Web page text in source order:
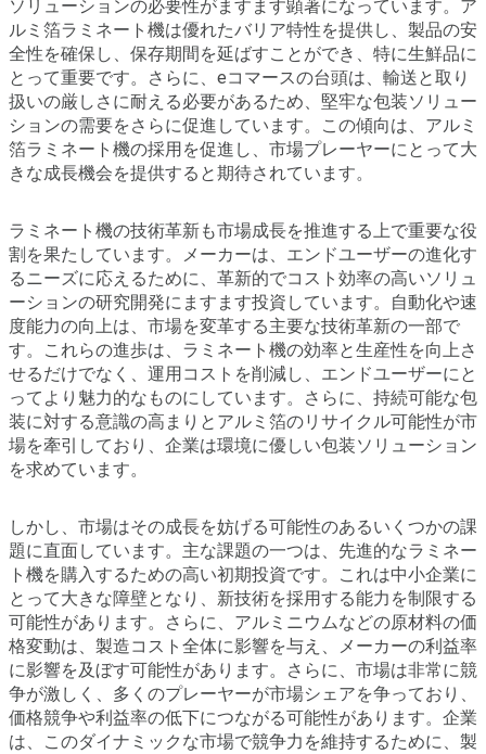
ソリューションの必要性がますます顕著になっています。ア
ルミ箔ラミネート機は優れたバリア特性を提供し、製品の安
全性を確保し、保存期間を延ばすことができ、特に生鮮品に
とって重要です。さらに、eコマースの台頭は、輸送と取り
扱いの厳しさに耐える必要があるため、堅牢な包装ソリュー
ションの需要をさらに促進しています。この傾向は、アルミ
箔ラミネート機の採用を促進し、市場プレーヤーにとって大
きな成長機会を提供すると期待されています。
ラミネート機の技術革新も市場成長を推進する上で重要な役
割を果たしています。メーカーは、エンドユーザーの進化す
るニーズに応えるために、革新的でコスト効率の高いソリュ
ーションの研究開発にますます投資しています。自動化や速
度能力の向上は、市場を変革する主要な技術革新の一部で
す。これらの進歩は、ラミネート機の効率と生産性を向上さ
せるだけでなく、運用コストを削減し、エンドユーザーにと
ってより魅力的なものにしています。さらに、持続可能な包
装に対する意識の高まりとアルミ箔のリサイクル可能性が市
場を牽引しており、企業は環境に優しい包装ソリューション
を求めています。
しかし、市場はその成長を妨げる可能性のあるいくつかの課
題に直面しています。主な課題の一つは、先進的なラミネー
ト機を購入するための高い初期投資です。これは中小企業に
とって大きな障壁となり、新技術を採用する能力を制限する
可能性があります。さらに、アルミニウムなどの原材料の価
格変動は、製造コスト全体に影響を与え、メーカーの利益率
に影響を及ぼす可能性があります。さらに、市場は非常に競
争が激しく、多くのプレーヤーが市場シェアを争っており、
価格競争や利益率の低下につながる可能性があります。企業
は、このダイナミックな市場で競争力を維持するために、製